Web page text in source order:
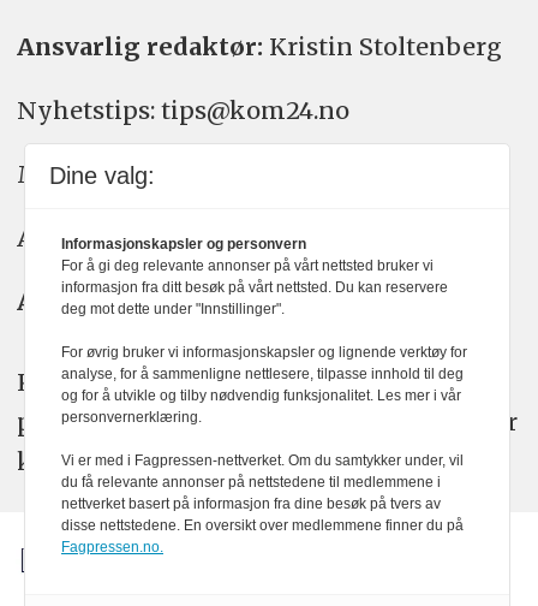
Ansvarlig redaktør: Kristin Stoltenberg
Nyhetstips: tips@kom24.no
Meninger: meninger@kom24.no
Annonse: annonse@watchmedia.no
Abonnement:kom24@watchmedia.no
KOM24 arbeider etter Vær Varsom-
plakatens regler for god presseskikk. Her
kan du lese mer omPFUsarbeid.
Dine valg:
Informasjonskapsler og personvern
For å gi deg relevante annonser på vårt nettsted bruker vi
informasjon fra ditt besøk på vårt nettsted. Du kan reservere
deg mot dette under "Innstillinger".
For øvrig bruker vi informasjonskapsler og lignende verktøy for
analyse, for å sammenligne nettlesere, tilpasse innhold til deg
og for å utvikle og tilby nødvendig funksjonalitet. Les mer i vår
personvernerklæring.
Vi er med i Fagpressen-nettverket. Om du samtykker under, vil
du få relevante annonser på nettstedene til medlemmene i
nettverket basert på informasjon fra dine besøk på tvers av
disse nettstedene. En oversikt over medlemmene finner du på
Fagpressen.no.